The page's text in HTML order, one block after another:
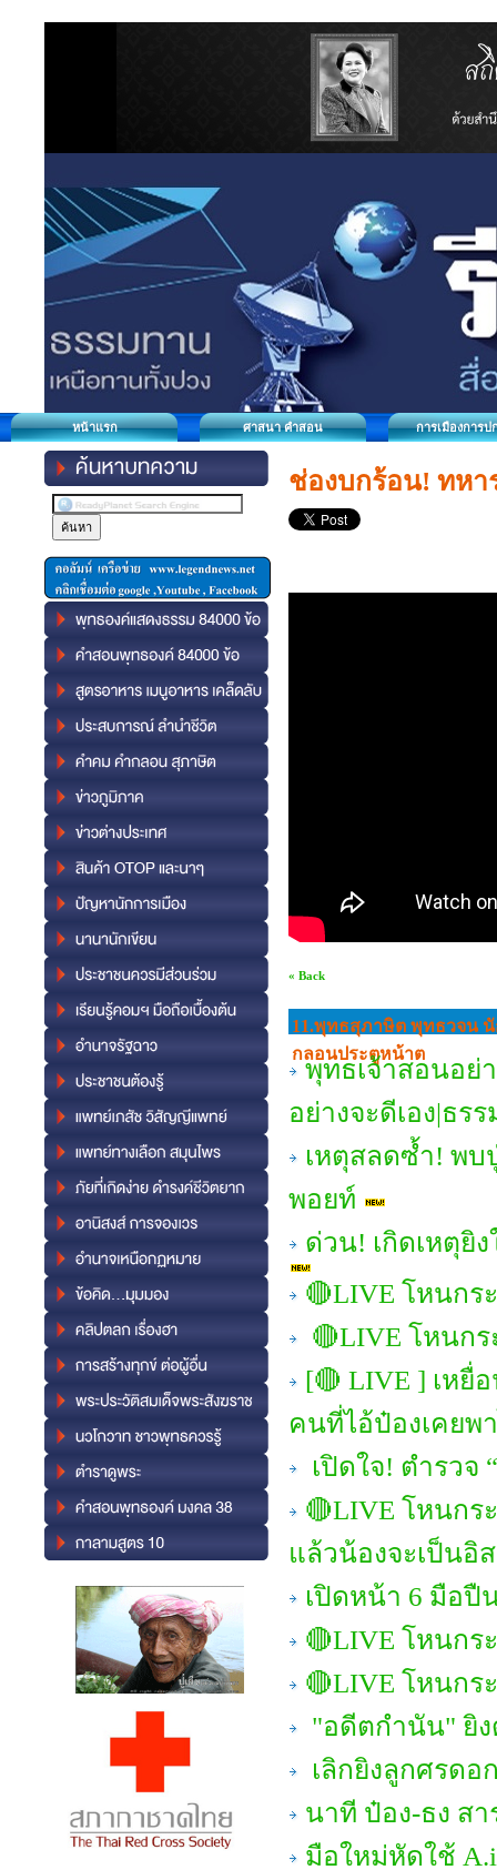
หน้าแรก ศาสนา คำสอน การเมืองการป
ช่องบกร้อน! ทหา
« Back
11.พุทธสุภาษิต พุทธวจน
กลอนประตูหน้าต
พุทธเจ้าสอนอย่
อย่างจะดีเอง|ธร
เหตุสลดซ้ำ! พบ
พอยท์
ด่วน! เกิดเหตุยิ
🔴LIVE โหนกร
🔴LIVE โหนก
[🔴 LIVE ] เห
คนที่ไอ้ป๋องเคยพ
เปิดใจ! ตำรวจ
🔴LIVE โหนก
แล้วน้องจะเป็นอิ
เปิดหน้า 6 มือปื
🔴LIVE โหนก
🔴LIVE โหนกร
"อดีตกำนัน" ยิ
เลิกยิงลูกศรดอ
นาที ป๋อง-ธง ส
มือใหม่หัดใช้